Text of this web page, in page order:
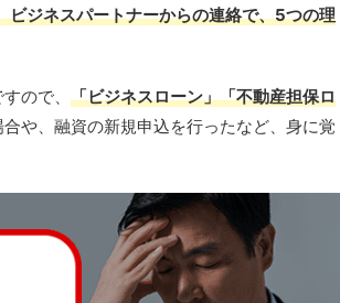
ジネスパートナーからの連絡で、5つの理
ので、 「ビジネスローン」「不動産担保ロ
や、融資の新規申込を行ったなど、身に覚